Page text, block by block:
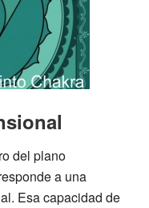
del plano
a una
. Esa capacidad de